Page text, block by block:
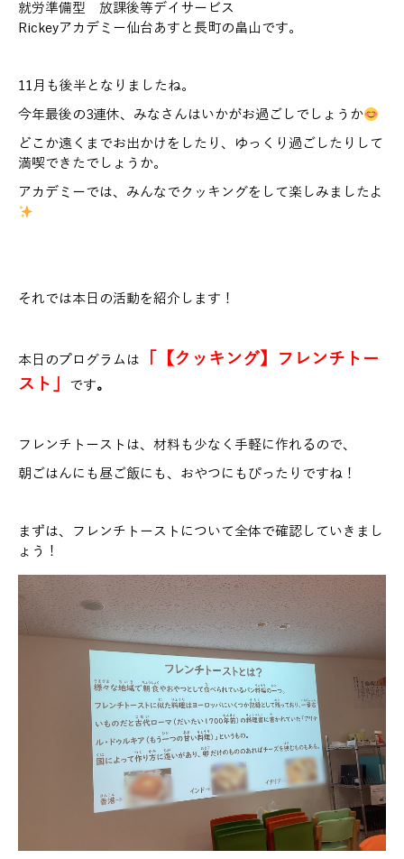
就労準備型 放課後等デイサービス
Rickeyアカデミー仙台あすと長町の畠山です。
11月も後半となりましたね。
今年最後の3連休、みなさんはいかがお過ごしでしょうか
どこか遠くまでお出かけをしたり、ゆっくり過ごしたりして
満喫できたでしょうか。
アカデミーでは、みんなでクッキングをして楽しみましたよ
それでは本日の活動を紹介します！
本日のプログラムは
「【クッキング】フレンチトー
スト」
です。
フレンチトーストは、材料も少なく手軽に作れるので、
朝ごはんにも昼ご飯にも、おやつにもぴったりですね！
まずは、フレンチトーストについて全体で確認していきまし
ょう！